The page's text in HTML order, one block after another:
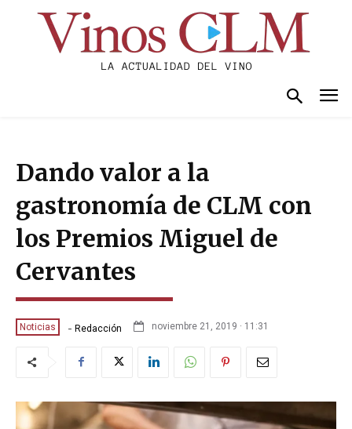
Dando valor a la
gastronomía de CLM con
los Premios Miguel de
Cervantes
Noticias - Redacción noviembre 21, 2019 · 11:31